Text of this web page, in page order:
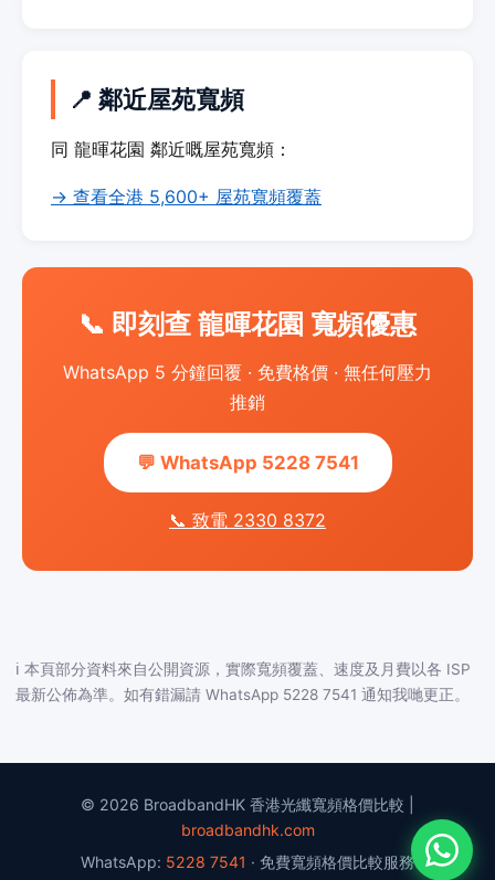
📍 鄰近屋苑寬頻
同 龍暉花園 鄰近嘅屋苑寬頻：
→ 查看全港 5,600+ 屋苑寬頻覆蓋
📞 即刻查 龍暉花園 寬頻優惠
WhatsApp 5 分鐘回覆 · 免費格價 · 無任何壓力
推銷
💬 WhatsApp 5228 7541
📞 致電 2330 8372
ℹ️ 本頁部分資料來自公開資源，實際寬頻覆蓋、速度及月費以各 ISP
最新公佈為準。如有錯漏請 WhatsApp 5228 7541 通知我哋更正。
© 2026 BroadbandHK 香港光纖寬頻格價比較 |
broadbandhk.com
WhatsApp: 5228 7541 · 免費寬頻格價比較服務